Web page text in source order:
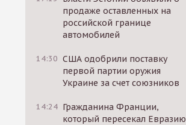
продаже оставленных на
российской границе
автомобилей
14:30 США одобрили поставку
первой партии оружия
Украине за счет союзников
14:24 Гражданина Франции,
который пересекал Евразию